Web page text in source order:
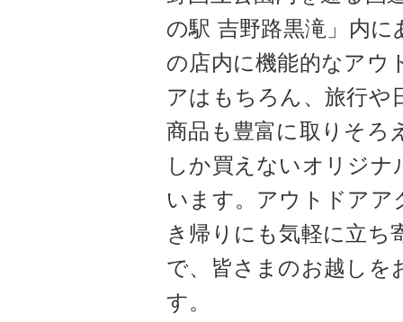
の駅 吉野路黒滝」内
の店内に機能的なアウ
アはもちろん、旅行や
商品も豊富に取りそろ
しか買えないオリジ
います。アウトドア
き帰りにも気軽に立ち
で、皆さまのお越しを
す。